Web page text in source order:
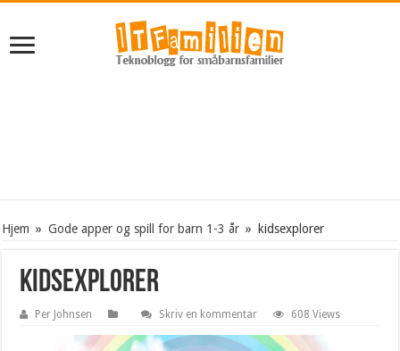
Hjem » Gode apper og spill for barn 1-3 år » kidsexplorer
kidsexplorer
Per Johnsen Skriv en kommentar 608 Views